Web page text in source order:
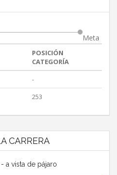
Meta
POSICIÓN
CATEGORÍA
-
253
CARRERA
a vista de pájaro